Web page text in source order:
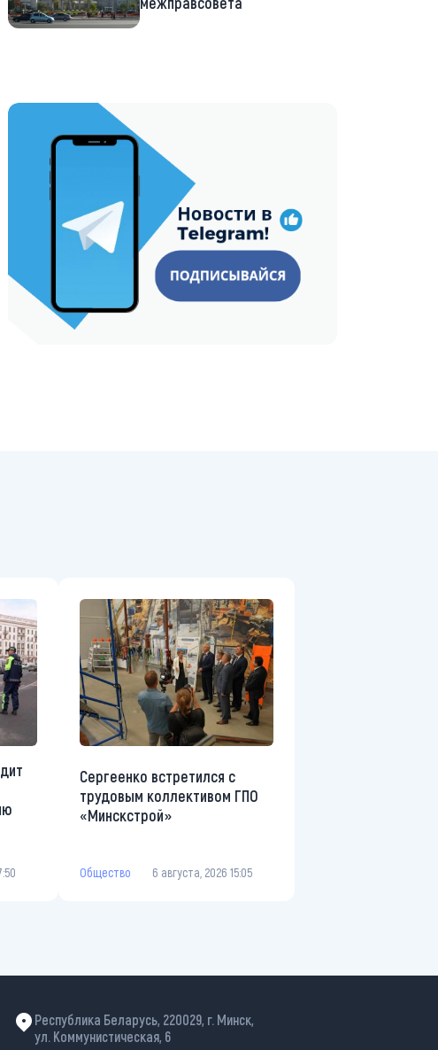
https://t.me/minskctvby
Сергеенко встретился с
трудовым коллективом ГПО
«Минскстрой»
Общество 6 августа, 2026 15:05
Республика Беларусь, 220029, г. Минск,
ул. Коммунистическая, 6